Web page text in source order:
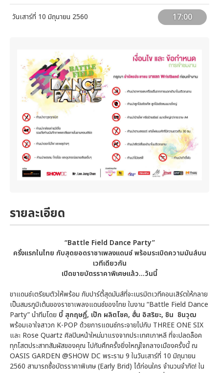
วันเสาร์ที่ 10 มิถุนายน 2560 17:00
รายละเอียด
“Battle Field Dance Party”
ครั้งแรกในไทย กับสุดยอดราชาเพลงแดนซ์ พร้อมระเบิดความมันส์บน
เวทีเดียวกัน
เปิดขายบัตรราคาพิเศษแล้ว...วันนี้
ขาแดนซ์เตรียมตัวให้พร้อม กับปาร์ตี้สุดมันส์ที่จะเนรมิตเวทีคอนเสิร์ตให้กลาย
เป็นสมรภูมิเต้นของราชาเพลงแดนซ์ของไทย ในงาน “Battle Field Dance
Party” นำทีมโดย บี้ สุกฤษฎิ์, เป๊ก ผลิตโชค, ฮั่น อิสริยะ, ชิน ชินวุฒ
พร้อมเอาใจสาวก K-POP ด้วยการแดนซ์กระจายไปกับ THREE ONE SIX
และ Rose Quartz ศิลปินหน้าใหม่มาแรงจากประเทศเกาหลี ที่จะปลดล็อค
ทุกโสตประสาทสัมผัสของคุณ ไปกับศึกครั้งยิ่งใหญ่ใจกลางเมืองครั้งนี้ ณ
OASIS GARDEN @SHOW DC พระราม 9 ในวันเสาร์ที่ 10 มิถุนายน
2560 สามารถซื้อบัตรราคาพิเศษ (Early Brid) ได้ก่อนใคร จำนวนจำกัด! ใน